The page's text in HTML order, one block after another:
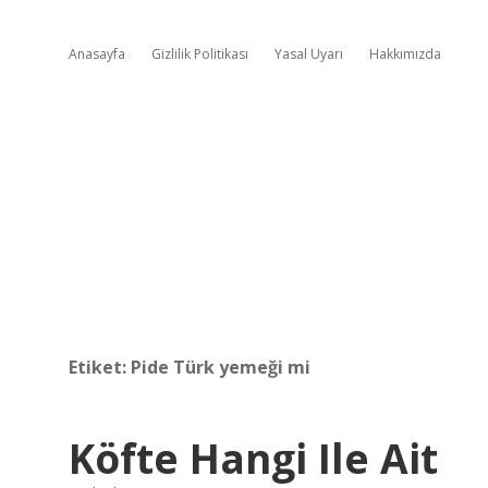
Anasayfa Gizlilik Politikası Yasal Uyarı Hakkımızda
Etiket: Pide Türk yemeği mi
Köfte Hangi Ile Ait